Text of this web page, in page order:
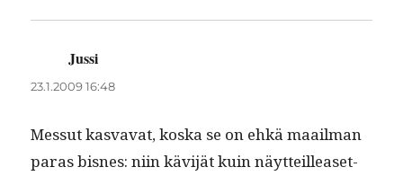
Jussi
23.1.2009 16:48
Mes­sut kas­va­vat, kos­ka se on ehkä maail­man
paras bisnes: niin kävi­jät kuin näyt­teil­leaset­